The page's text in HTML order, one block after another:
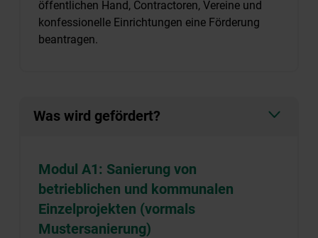
öffentlichen Hand, Contractoren, Vereine und
konfessionelle Einrichtungen eine Förderung
beantragen.
Was wird gefördert?
Modul A1: Sanierung von
betrieblichen und kommunalen
Einzelprojekten (vormals
Mustersanierung)